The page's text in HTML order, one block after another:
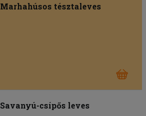
Marhahúsos tésztaleves
Savanyú-csípős leves